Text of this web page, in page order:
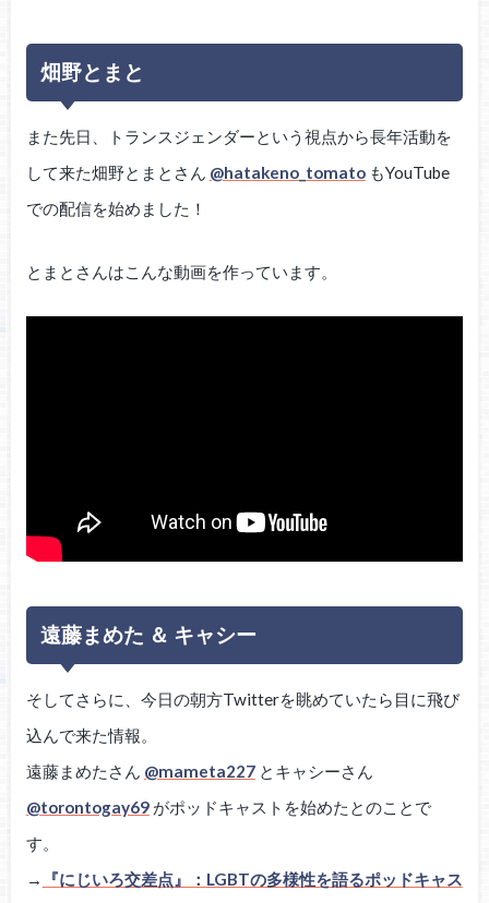
畑野とまと
また先日、トランスジェンダーという視点から長年活動を
して来た畑野とまとさん @hatakeno_tomatoもYouTube
での配信を始めました！
とまとさんはこんな動画を作っています。
遠藤まめた ＆ キャシー
そしてさらに、今日の朝方Twitterを眺めていたら目に飛び
込んで来た情報。
遠藤まめたさん @mameta227とキャシーさん
@torontogay69がポッドキャストを始めたとのことで
す。
→
『にじいろ交差点』：LGBTの多様性を語るポッドキャス